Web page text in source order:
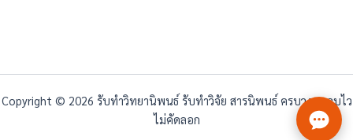
Copyright © 2026 รับทำวิทยานิพนธ์ รับทำวิจัย สารนิพนธ์ ครบวงจร จบไว
ไม่คัดลอก